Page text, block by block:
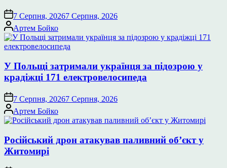
7 Серпня, 20267 Серпня, 2026
Опубліковано
Артем Бойко
У Польщі затримали українця за підозрою у
крадіжці 171 електровелосипеда
7 Серпня, 20267 Серпня, 2026
Опубліковано
Артем Бойко
Російський дрон атакував паливний об’єкт у
Житомирі